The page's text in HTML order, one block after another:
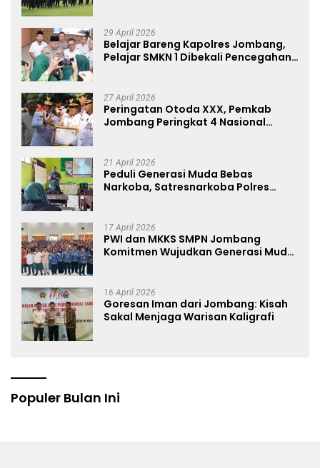
29 April 2026
Belajar Bareng Kapolres Jombang,
Pelajar SMKN 1 Dibekali Pencegahan
27 April 2026
Peringatan Otoda XXX, Pemkab
Jombang Peringkat 4 Nasional
21 April 2026
Peduli Generasi Muda Bebas
Narkoba, Satresnarkoba Polres
17 April 2026
PWI dan MKKS SMPN Jombang
Komitmen Wujudkan Generasi Muda
16 April 2026
Goresan Iman dari Jombang: Kisah
Sakal Menjaga Warisan Kaligrafi
Populer Bulan Ini